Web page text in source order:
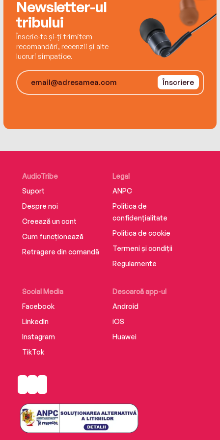
Newsletter-ul
tribului
Înscrie-te și-ți trimitem
recomandări, recenzii și alte
lucruri simpatice.
Înscriere
AudioTribe
Suport
Despre noi
Creează un cont
Cum funcționează
Retragere din comandă
Social Media
Facebook
LinkedIn
Instagram
TikTok
Descarcă app-ul
Android
iOS
Huawei
Legal
ANPC
Politica de
confidențialitate
Politica de cookie
Termeni și condiții
Regulamente